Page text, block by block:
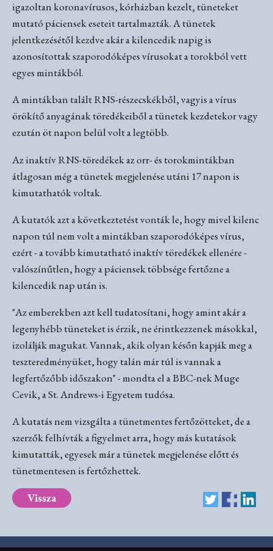
igazoltan koronavírusos, kórházban kezelt, tüneteket
mutató páciensek eseteit tartalmazták. A tünetek
jelentkezésétől kezdve akár a kilencedik napig is
azonosítottak szaporodóképes vírusokat a torokból vett
egyes mintákból.
A mintákban talált RNS-részecskékből, vagyis a vírus
örökítő anyagának töredékeiből a tünetek kezdetekor vagy
ezután öt napon belül volt a legtöbb.
Az inaktív RNS-töredékek az orr- és torokmintákban
átlagosan még a tünetek megjelenése utáni 17 napon is
kimutathatók voltak.
A kutatók azt a következtetést vonták le, hogy mivel kilenc
napon túl nem volt a mintákban szaporodóképes vírus,
ezért - a tovább kimutatható inaktív töredékek ellenére -
valószínűtlen, hogy a páciensek többsége fertőzne a
kilencedik nap után is.
"Az emberekben azt kell tudatosítani, hogy amint akár a
legenyhébb tüneteket is érzik, ne érintkezzenek másokkal,
izolálják magukat. Vannak, akik olyan későn kapják meg a
teszteredményüket, hogy talán már túl is vannak a
legfertőzőbb időszakon" - mondta el a BBC-nek Muge
Cevik, a St. Andrews-i Egyetem tudósa.
A kutatás nem vizsgálta a tünetmentes fertőzötteket, de a
szerzők felhívták a figyelmet arra, hogy más kutatások
kimutatták, egyesek már a tünetek megjelenése előtt és
tünetmentesen is fertőzhettek.
Vissza